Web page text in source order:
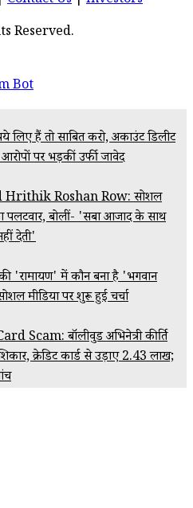
Reserved.
हैं तो साबित करो, अकाउंट डिलीट
पर भड़कीं उर्फी जावेद
Roshan Row: सोशल
पलटवार, बोलीं- 'सबा आजाद के साथ
देती'
'रामायण' में कौन बना है 'भगवान
मीडिया पर शुरू हुई चर्चा
बॉलीवुड अभिनेत्री कीर्ति
क्रेडिट कार्ड से उड़ाए ₹2.43 लाख;